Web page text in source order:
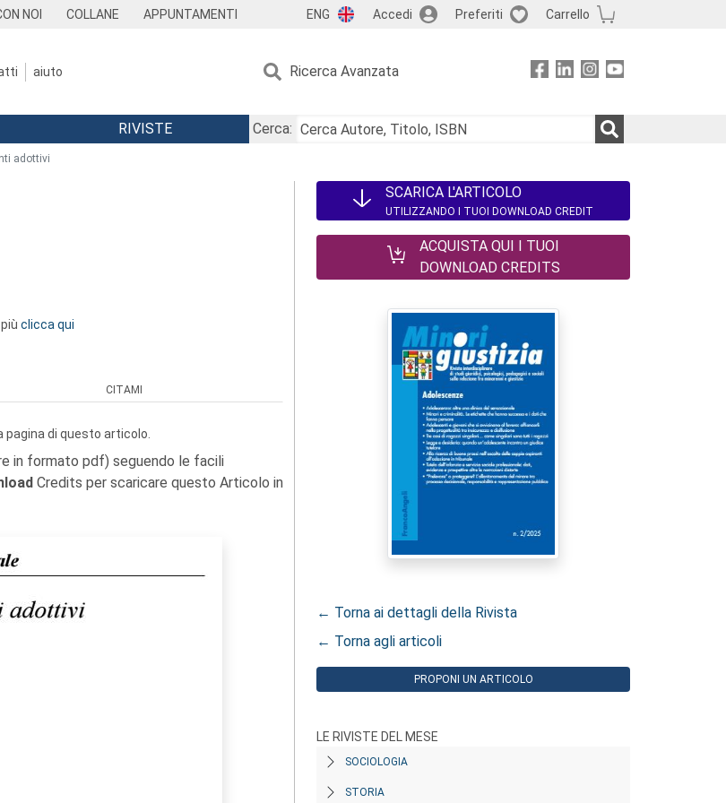
NOI COLLANE APPUNTAMENTI ENG Accedi Preferiti Carrello
aiuto Ricerca Avanzata
RIVISTE
Cerca:
adottivi
clicca qui
CITAMI
di questo articolo.
in formato pdf) seguendo le facili
Credits per scaricare questo Articolo in
SCARICA L'ARTICOLO
UTILIZZANDO I TUOI DOWNLOAD CREDIT
ACQUISTA QUI I TUOI
DOWNLOAD CREDITS
← Torna ai dettagli della Rivista
← Torna agli articoli
PROPONI UN ARTICOLO
LE RIVISTE DEL MESE
SOCIOLOGIA
STORIA